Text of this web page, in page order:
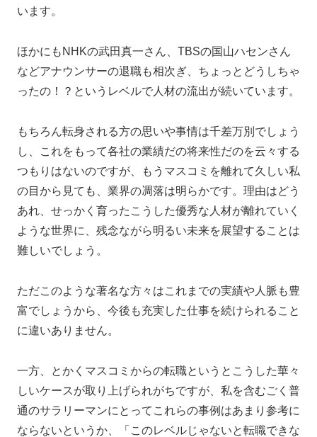
います。
ほかにもNHKの武田真一さん、TBSの国山ハセンさん
などアナウンサーの退職も相次ぎ、ちょっとどうしちゃ
ったの！？というレベルで人材の流出が続いています。
もちろん転身される方の思いや事情は千差万別でしょう
し、これをもって各社の業績だの将来性だのを云々する
つもりはないのですが、もうマスコミを離れて久しい私
の目から見ても、業界の凋落は明らかです。理由はどう
あれ、せっかく育ったこうした優秀な人材が離れていく
ような世界に、残念ながら明るい未来を展望することは
難しいでしょう。
ただこのような著名な方々はこれまでの実績や人脈も豊
富でしょうから、今後も充実した仕事を続けられること
に違いありません。
一方、とかくマスコミからの転職というとこうした華々
しいケースが取り上げられがちですが、私を含むごく普
通のサラリーマンにとってこれらの事例はあまり参考に
ならないというか、「このレベルじゃないと転職できな